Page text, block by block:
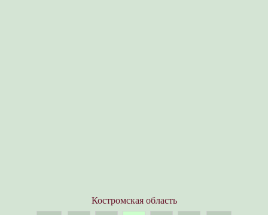
Костромская область